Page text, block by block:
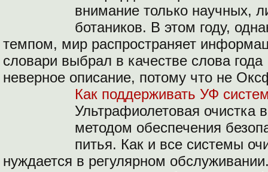
внимание только научных,
ботаников. В этом году,
темпом, мир распространяет
словари выбрал в качестве слова
неверное описание, потому что не
Как поддерживать УФ
Ультрафиолетовая очистка
методом обеспечения
питья. Как и все системы
нуждается в регулярном